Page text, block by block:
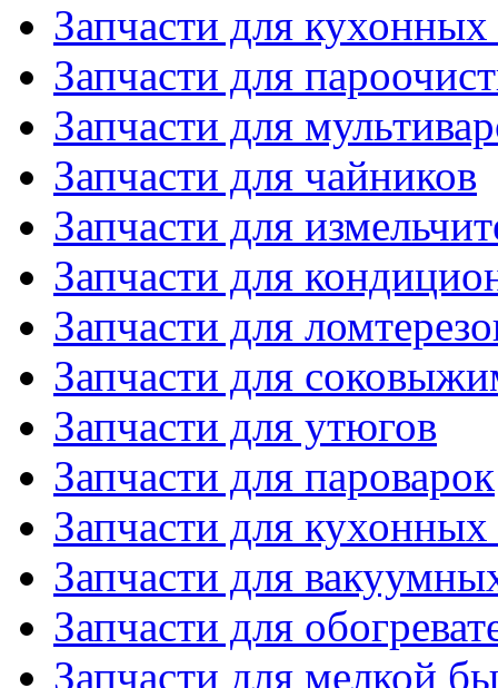
Запчасти для
Запчасти для
Запчасти для
Запчасти для чайников
Запчасти для
Запчасти для
Запчасти для
Запчасти для
Запчасти для утюгов
Запчасти для пароварок
Запчасти для
Запчасти для
Запчасти для
Запчасти для мелкой